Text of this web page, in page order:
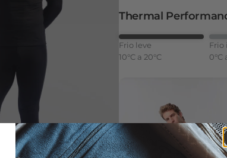
Thermal
Frio leve
10°C a 20°C
Frio
0°C